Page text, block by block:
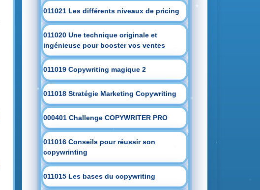
011021 Les différents niveaux de pricing
011020 Une technique originale et
ingénieuse pour booster vos ventes
011019 Copywriting magique 2
011018 Stratégie Marketing Copywriting
000401 Challenge COPYWRITER PRO
011016 Conseils pour réussir son
copywrinting
011015 Les bases du copywriting